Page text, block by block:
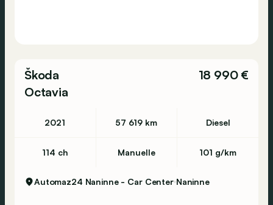
Škoda
Octavia
18 990 €
2021 57 619 km Diesel
114 ch Manuelle 101 g/km
Automaz24 Naninne - Car Center Naninne